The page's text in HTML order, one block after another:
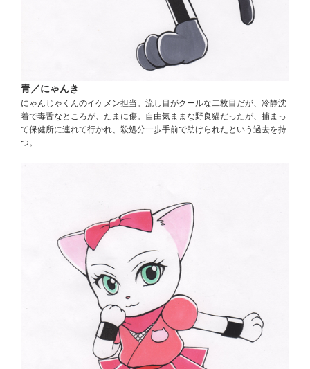
青／にゃんき
にゃんじゃくんのイケメン担当。流し目がクールな二枚目だが、冷静沈
着で毒舌なところが、たまに傷。自由気ままな野良猫だったが、捕まっ
て保健所に連れて行かれ、殺処分一歩手前で助けられたという過去を持
つ。